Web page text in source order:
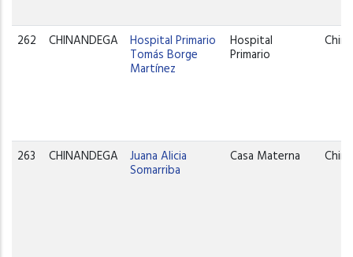
262 CHINANDEGA Hospital Primario
Tomás Borge
Martínez
Hospital
Primario
263 CHINANDEGA Juana Alicia
Somarriba
Casa Materna